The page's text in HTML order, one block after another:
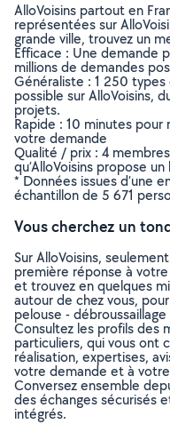
AlloVoisins partout en
représentées sur
grande ville, trouvez un
Efficace : Une demande
millions de demandes
Généraliste : 1 250
possible sur AlloVoisins,
projets.
Rapide : 10 minutes
votre demande
Qualité / prix : 4
qu’AlloVoisins propose
* Données issues d’une
échantillon de 5 671
Vous cherchez un
Sur AlloVoisins,
première réponse à
et trouvez en quelques
autour de chez vous,
pelouse - débroussaillage
Consultez les profils des
particuliers, qui vous ont
réalisation, expertises,
votre demande et à
Conversez ensemble
des échanges sécurisés
intégrés.